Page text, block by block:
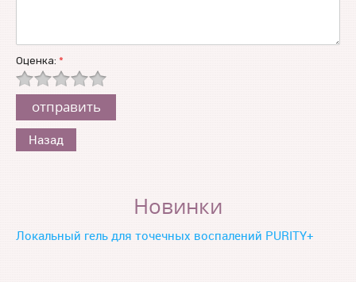
Оценка: *
Назад
Новинки
Локальный гель для точечных воспалений PURITY+